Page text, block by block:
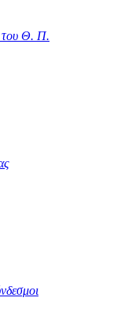
του Θ. Π.